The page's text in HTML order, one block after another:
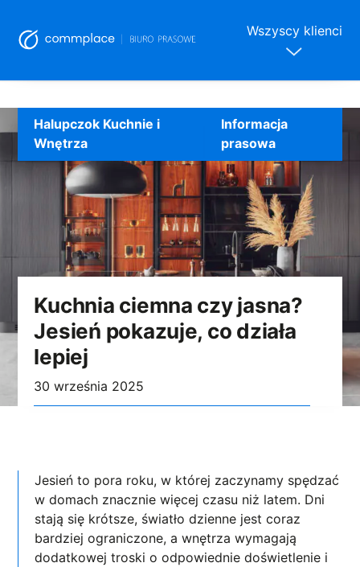
to
content
Wszyscy klienci
Kuchnia ciemna czy jasna?
Jesień pokazuje, co działa
lepiej
30 września 2025
Halupczok Kuchnie i
Wnętrza
Informacja
prasowa
Jesień to pora roku, w której zaczynamy spędzać
w domach znacznie więcej czasu niż latem. Dni
stają się krótsze, światło dzienne jest coraz
bardziej ograniczone, a wnętrza wymagają
dodatkowej troski o odpowiednie doświetlenie i